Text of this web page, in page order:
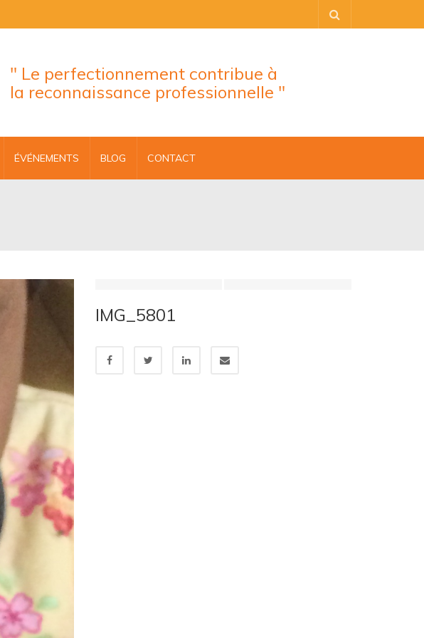
" Le perfectionnement contribue à
la reconnaissance professionnelle "
ÉVÉNEMENTS BLOG CONTACT
IMG_5801